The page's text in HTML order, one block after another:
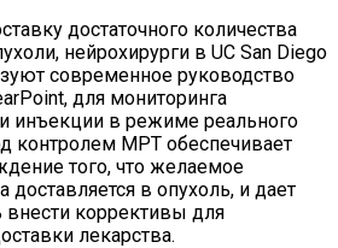
достаточного количества
нейрохирурги в UC San Diego
современное руководство
для мониторинга
инъекции в режиме реального
контролем МРТ обеспечивает
того, что желаемое
доставляется в опухоль, и дает
коррективы для
лекарства.